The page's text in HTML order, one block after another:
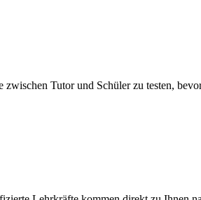
Tutor und Schüler zu testen,